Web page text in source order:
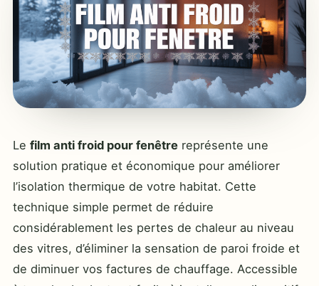
Le film anti froid pour fenêtre représente une
solution pratique et économique pour améliorer
l’isolation thermique de votre habitat. Cette
technique simple permet de réduire
considérablement les pertes de chaleur au niveau
des vitres, d’éliminer la sensation de paroi froide et
de diminuer vos factures de chauffage. Accessible